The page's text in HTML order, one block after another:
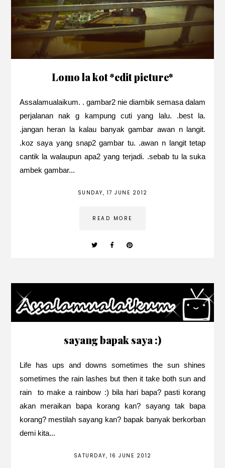
Lomo la kot *edit picture*
Assalamualaikum. . gambar2 nie diambik semasa dalam
perjalanan nak g kampung cuti yang lalu. .best la.
.jangan heran la kalau banyak gambar awan n langit.
.koz saya yang snap2 gambar tu. .awan n langit tetap
cantik la walaupun apa2 yang terjadi. .sebab tu la suka
ambek gambar...
SUNDAY, 17 JUNE 2012
READ MORE
sayang bapak saya :)
Life has ups and downs sometimes the sun shines
sometimes the rain lashes but then it take both sun and
rain to make a rainbow :) bila hari bapa? pasti korang
akan meraikan bapa korang kan? sayang tak bapa
korang? mestilah sayang kan? bapak banyak berkorban
demi kita...
SATURDAY, 16 JUNE 2012